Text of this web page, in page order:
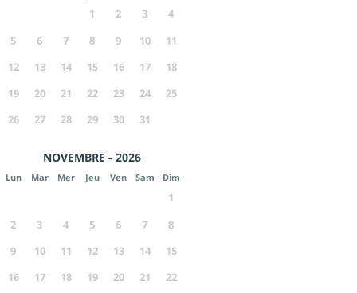
1 2 3
4
5
6 7 8 9 10
11
12
13 14 15 16 17
18
19
20 21 22 23 24
25
26
27 28 29 30 31
NOVEMBRE - 2026
Lun Mar Mer Jeu Ven Sam Dim
1
2
3 4 5 6 7
8
9
10 11 12 13 14
15
16
17 18 19 20 21
22